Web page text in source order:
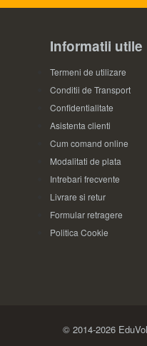
Informatii utile
Termeni de utilizare
Conditii de Transport
Confidentialitate
Asistenta clienti
Cum comand online
Modalitati de plata
Intrebari frecvente
Livrare si retur
Formular retragere
Politica Cookie
© 2014-2026